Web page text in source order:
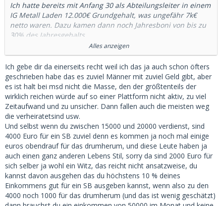
Ich hatte bereits mit Anfang 30 als Abteilungsleiter in einem
IG Metall Laden 12.000€ Grundgehalt, was ungefähr 7k€
netto waren. Dazu kamen dann noch Jahresboni von bis zu
30% des Jahresgehalts.
Das war zwar ein großes Unternehmen mit 25.000
Mitarbeitern aber auch nicht DAX30 a la Daimler, BMW, VW,
Siemens oder Bosch und schon gar nicht FAANG. Dort sind
die Gehälter nochmal ne ganz andere Liga.
6.000 nach Steuern bei einem Chefarzt.. niemals! - Kein
Chefarzt geht unter 25.000 im Monat nach Hause!
Hier mal ein Beispiel:
https://www.stepstone.de/stell…crl_m_0_0_0_0_0_0&cs=true
Facharzt (kein Oberarzt und schon gar nicht Chefarzt) mit >5
Jahren Berufserfahrung:
15.5 Grundgehalt + 25-100% Zulagen für Schichten + 400 in
Altersvorsorge + Firmenwagen.
Eine F+ von mir, 29, ist Krankenschwester (mit
Alles anzeigen
Ich gebe dir da einerseits recht weil ich das ja auch schon öfters
geschrieben habe das es zuviel Männer mit zuviel Geld gibt, aber
es ist halt bei msd nicht die Masse, den der größtenteils der
wirklich reichen würde auf so einer Plattform nicht aktiv, zu viel
Zeitaufwand und zu unsicher. Dann fallen auch die meisten weg
die verheiratetsind usw.
Und selbst wenn du zwischen 15000 und 20000 verdienst, sind
4000 Euro für ein SB zuviel denn es kommen ja noch mal einige
euros obendrauf für das drumherum, und diese Leute haben ja
auch einen ganz anderen Lebens Stil, sorry da sind 2000 Euro für
sich selber ja wohl ein Witz, das reicht nicht ansatzweise, du
kannst davon ausgehen das du höchstens 10 % deines
Einkommens gut für ein SB ausgeben kannst, wenn also zu den
4000 noch 1000 für das drumherum (und das ist wenig geschätzt)